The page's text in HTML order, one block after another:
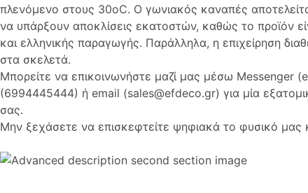
πλενόμενο στους 30οC. Ο γωνιακός καναπές
να υπάρξουν αποκλίσεις εκατοστών, καθώς το προϊόν
και ελληνικής παραγωγής. Παράλληλα, η επιχείρηση
στα σκελετά.
Μπορείτε να επικοινωνήστε μαζί μας μέσω Messenger
(6994445444) ή email (sales@efdeco.gr) για μία
σας.
Μην ξεχάσετε να επισκεφτείτε ψηφιακά το φυσικό